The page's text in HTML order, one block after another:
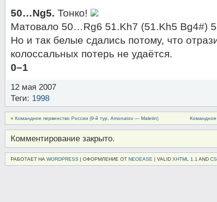
50…Ng5. Тонко!
Матовало 50…Rg6 51.Kh7 (51.Kh5 Bg4#)
Но и так белые сдались потому, что
колоссальных потерь не удаётся.
0–1
12 мая 2007
Теги: 1998
« Командное первенство России (9-й тур, Amonatov — Maletin) Командное
Комментирование закрыто.
РАБОТАЕТ НА WORDPRESS | ОФОРМЛЕНИЕ ОТ NEOEASE | VALID XHTML 1.1 AND